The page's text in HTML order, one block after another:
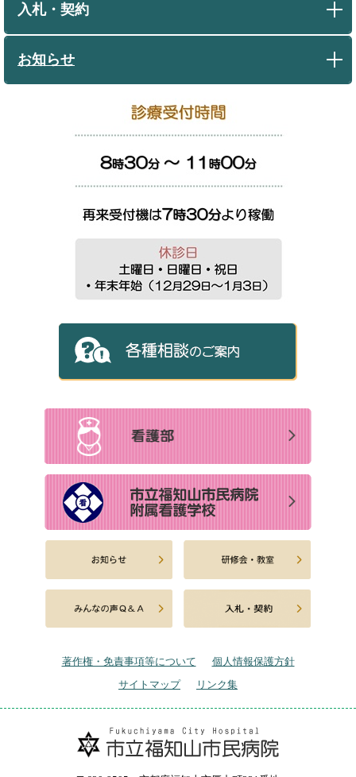
入札・契約
お知らせ
著作権・免責事項等について
個人情報保護方針
サイトマップ
リンク集